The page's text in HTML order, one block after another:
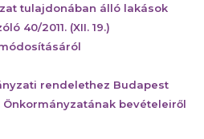
tulajdonában álló lakások
40/2011. (XII. 19.)
rendelethez Budapest
Önkormányzatának bevételeiről